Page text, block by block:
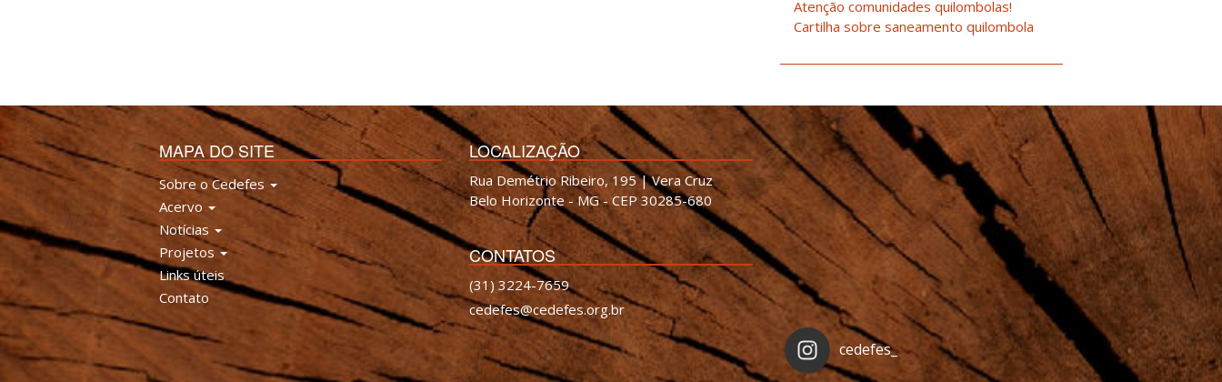
Atenção comunidades quilombolas!
Cartilha sobre saneamento quilombola
MAPA DO SITE
Sobre o Cedefes
Acervo
Notícias
Projetos
Links úteis
Contato
LOCALIZAÇÃO
Rua Demétrio Ribeiro, 195 | Vera Cruz
Belo Horizonte - MG - CEP 30285-680
CONTATOS
(31) 3224-7659
cedefes@cedefes.org.br
cedefes_